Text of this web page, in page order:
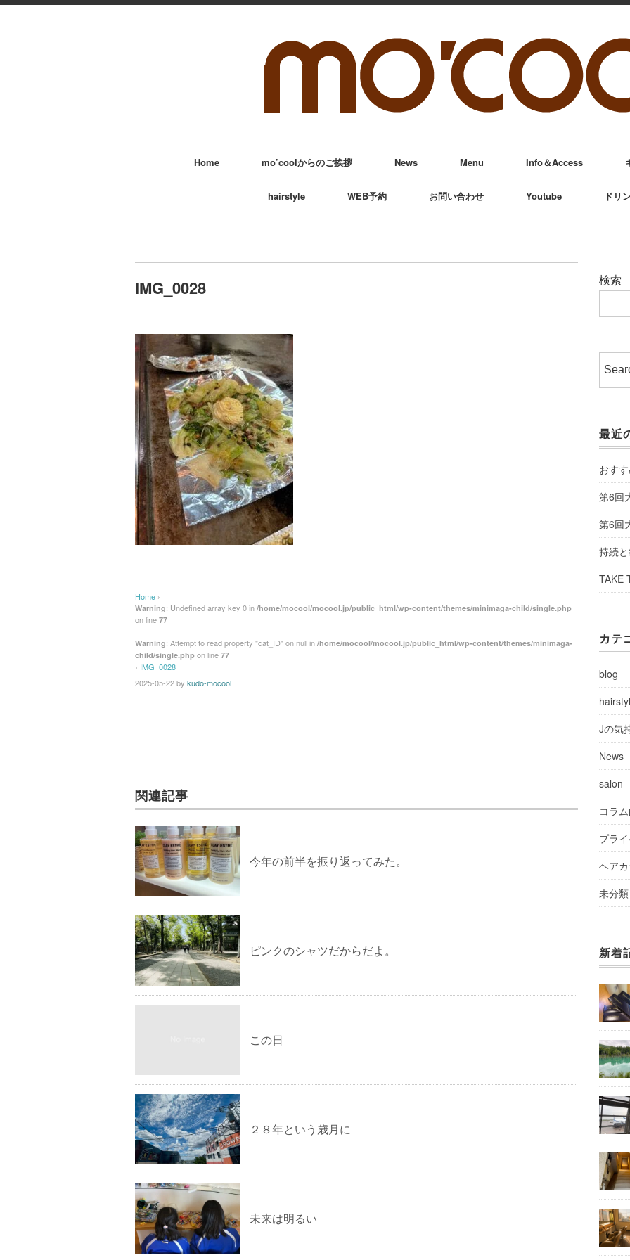
Home mo’coolからのご挨拶 News Menu Info＆Access
hairstyle WEB予約 お問い合わせ Youtube ドリ
IMG_0028
Home ›
Warning: Undefined array key 0 in /home/mocool/mocool.jp/public_html/wp-content/themes/minimaga-child/single.php
on line 77
Warning: Attempt to read property "cat_ID" on null in /home/mocool/mocool.jp/public_html/wp-content/themes/minimaga-
child/single.php on line 77
› IMG_0028
2025-05-22by kudo-mocool
関連記事
今年の前半を振り返ってみた。
ピンクのシャツだからだよ。
この日
２８年という歳月に
未来は明るい
検索
最近
おす
第6回
第6回
持続
TAKE
カテ
blog
Jの気
News
salon
コラ
プラ
ヘア
未分類
新着